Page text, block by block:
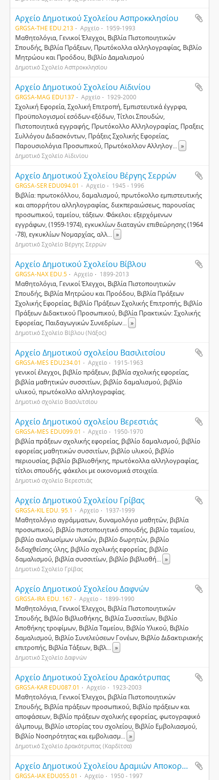
Αρχείο Δημοτικού Σχολείου Ασπροκκλησίου
GRGSA-THE EDU.213 Αρχείο 1959-1993
Μαθητολόγια, Γενικοί Έλεγχοι, Βιβλία Πιστοποιητικών
Σπουδής, Βιβλία Πράξεων, Πρωτόκολλα αλληλογραφίας, Βιβλίο
Μητρώου και Προόδου, Βιβλίο Δαμαλισμού
Δημοτικό Σχολείο Ασπροκκλησίου
Αρχείο Δημοτικού Σχολείου Αϊδινίου
GRGSA-MAG EDU137 Αρχείο 1929-2000
Σχολική Εφορεία, Σχολική Επιτροπή, Εμπιστευτικά έγγρφα,
Προϋπολογισμοί εσόδων-εξόδων, Τίτλοι Σπουδών,
Πιστοποιητικά εγγραφής, Πρωτόκολλο Αλληλογραφίας, Πραξεις
Συλλόγου Διδασκόντων, Πράξεις Σχολικής Εφορείας,
Παρουσιολόγια Προσωπικού, Πρωτόκολλον Αλληλογ... »
Δημοτικό Σχολείο Αϊδινίου
Αρχείο Δημοτικού Σχολείου Βέργης Σερρών
GRGSA-SER EDU094.01 Αρχείο 1945 - 1996
Βιβλία: πρωτοκόλλου, δαμαλισμού, πρωτόκολλο εμπιστευτικής
και απορρήτου αλληλογραφίας, διεκπεραιώσεως, παρουσίας
προσωπικού, ταμείου, τάξεων. Φάκελοι: εξερχόμενων
εγγράφων, (1959-1974), εγκυκλίων διαταγών επιθεώρησης (1964
-78), εγκυκλίων Νομαρχίας, αλλ... »
Δημοτικό Σχολείο Βέργης Σερρών
Αρχείο Δημοτικού Σχολείου Βίβλου
GRGSA-NAX EDU.5 Αρχείο 1899-2013
Μαθητολόγια, Γενικοί Έλεγχοι, Βιβλία Πιστοποιητικών
Σπουδής, Βιβλία Μητρώου και Προόδου, Βιβλία Πράξεων
Σχολικής Εφορείας, Βιβλίο Πράξεων Σχολικής Επιτροπής, Βιβλίο
Πράξεων Διδακτικού Προσωπικού, Βιβλία Πρακτικών: Σχολικής
Εφορείας, Παιδαγωγικών Συνεδρίων... »
Δημοτικό Σχολείο Βίβλου (Νάξος)
Αρχείο Δημοτικού σχολείου Βασιλιτσίου
GRGSA-MES EDU234.01 Αρχείο 1915-1963
γενικοί έλεγχοι, βιβλίο πράξεων, βιβλία σχολικής εφορείας,
βιβλία μαθητικών συσσιτίων, βιβλίο δαμαλισμού, βιβλίο
υλικού, πρωτόκολλο αλληλογραφίας.
Δημοτικό σχολείο Βασιλιτσίου
Αρχείο Δημοτικού σχολείου Βερεστιάς
GRGSA-MES EDU099.01 Αρχείο 1950-1970
βιβλία πράξεων σχολικής εφορείας, βιβλίο δαμαλισμού, βιβλίο
εφορείας μαθητικών συσσιτίων, βιβλίο υλικού, βιβλίο
περιουσίας, βιβλίο βιβλιοθήκης, πρωτόκολλα αλληλογραφίας,
τίτλοι σπουδής, φάκελοι με οικονομικά στοιχεία.
Δημοτικό σχολείο Βερεστιάς
Αρχείο Δημοτικού Σχολείου Γρίβας
GRGSA-KIL EDU. 95.1 Αρχείο 1937-1999
Μαθητολόγιο αγράμματων, δυναμολόγιο μαθητών, βιβλία
προσωπικού, βιβλίο πιστοποιητικό σπουδής, βιβλίο ταμείου,
βιβλίο αναλωσίμων υλικών, βιβλίο δωρητών, βιβλίο
διδαχθείσης ύλης, βιβλίο σχολικής εφορείας, βιβλίο
δαμαλισμού, βιβλία συσσιτίων, βιβλίο βιβλιοθή... »
Δημοτικό Σχολείο Γρίβας
Αρχείο Δημοτικού Σχολείου Δαφνών
GRGSA-IRA EDU. 167 Αρχείο 1899-1990
Μαθητολόγια, Γενικοί Έλεγχοι, Βιβλία Πιστοποιητικών
Σπουδής, Βιβλίο Βιβλιοθήκης, Βιβλία Συσσιτίων, Βιβλίο
Αποθήκης τροφίμων, Βιβλία Ταμείου, Βιβλίο Υλικού, Βιβλίο
δαμαλισμού, Βιβλίο Συνελεύσεων Γονέων, Βιβλίο Διδακτιριακής
επιτροπής, Βιβλία Τάξεων, Βιβλ... »
Δημοτικό Σχολείο Δαφνών
Αρχείο Δημοτικού Σχολείου Δρακότρυπας
GRGSA-KAR EDU087.01 Αρχείο 1923-2003
Μαθητολόγια, Γενικοί Έλεγχοι, βιβλία Πιστοποιητικών
Σπουδής, Βιβλία πράξεων προσωπικού, Βιβλίο πράξεων και
αποφάσεων, Βιβλίο πράξεων σχολικής εφορείας, φωτογραφικό
άλμπουμ, Βιβλίο ιστορίας του σχολείου, Βιβλίο Εμβολιασμού,
Βιβλίο Νοσηρότητας και εμβολιασμ... »
Δημοτικό Σχολείο Δρακότρυπας (Καρδίτσα)
Αρχείο Δημοτικού Σχολείου Δραμιών Αποκορώνου
GRGSA-IAK EDU055.01 Αρχείο 1950 - 1997